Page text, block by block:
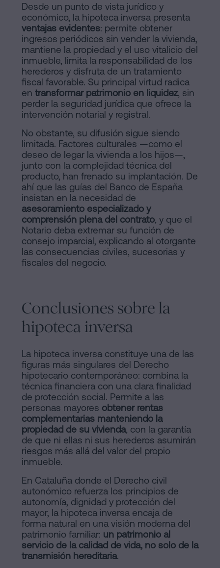
Desde un punto de vista jurídico y
económico, la hipoteca inversa presenta
ventajas evidentes: permite obtener
ingresos periódicos sin vender la vivienda,
mantiene la propiedad y el uso vitalicio del
inmueble, limita la responsabilidad de los
herederos y disfruta de un tratamiento
fiscal favorable. Su principal virtud radica
en transformar patrimonio en liquidez, sin
perder la seguridad jurídica que ofrece la
intervención notarial y registral.
No obstante, su difusión sigue siendo
limitada. Factores culturales —como el
deseo de legar la vivienda a los hijos—,
junto con la complejidad técnica del
producto, han frenado su implantación. De
ahí que las guías del Banco de España
insistan en la necesidad de
asesoramiento especializado y
comprensión plena del contrato, y que el
Notario deba extremar su función de
consejo imparcial, explicando al otorgante
las consecuencias civiles, sucesorias y
fiscales del negocio.
Conclusiones sobre la
hipoteca inversa
La hipoteca inversa constituye una de las
figuras más singulares del Derecho
hipotecario contemporáneo: combina la
técnica financiera con una clara finalidad
de protección social. Permite a las
personas mayores obtener rentas
complementarias manteniendo la
propiedad de su vivienda, con la garantía
de que ni ellas ni sus herederos asumirán
riesgos más allá del valor del propio
inmueble.
En Cataluña donde el Derecho civil
autonómico refuerza los principios de
autonomía, dignidad y protección del
mayor, la hipoteca inversa encaja de
forma natural en una visión moderna del
patrimonio familiar: un patrimonio al
servicio de la calidad de vida, no solo de la
transmisión hereditaria.